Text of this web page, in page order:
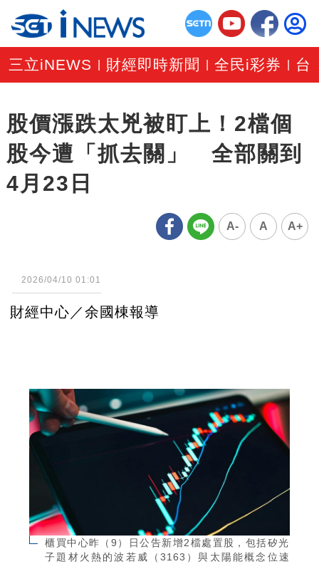
三立iNEWS 財經即時新聞 |全民i彩券 台
股價漲跌太兇被盯上！2檔個
股今遭「抓去關」 全部關到
4月23日
A- A A+
2026/04/10 01:01
財經中心／余國棟報導
櫃買中心昨（9）日公告新增2檔處置股，包括矽光
子題材火熱的波若威（3163）與太陽能概念位速